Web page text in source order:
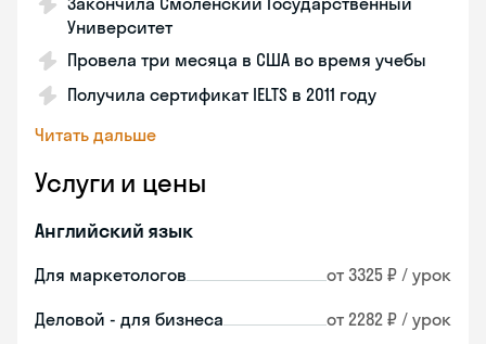
Университет
Провела три месяца в США во время учебы
Получила сертификат IELTS в 2011 году
Читать дальше
Услуги и цены
Английский язык
Для маркетологов от 3325 ₽ / урок
Деловой - для бизнеса от 2282 ₽ / урок